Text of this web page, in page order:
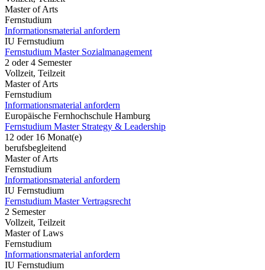
Master of Arts
Fernstudium
Informationsmaterial anfordern
IU Fernstudium
Fernstudium Master Sozialmanagement
2 oder 4 Semester
Vollzeit, Teilzeit
Master of Arts
Fernstudium
Informationsmaterial anfordern
Europäische Fernhochschule Hamburg
Fernstudium Master Strategy & Leadership
12 oder 16 Monat(e)
berufsbegleitend
Master of Arts
Fernstudium
Informationsmaterial anfordern
IU Fernstudium
Fernstudium Master Vertragsrecht
2 Semester
Vollzeit, Teilzeit
Master of Laws
Fernstudium
Informationsmaterial anfordern
IU Fernstudium